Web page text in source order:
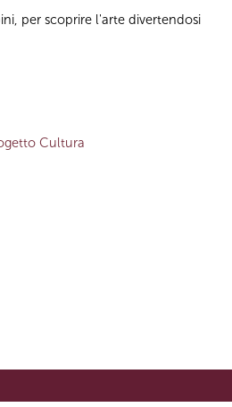
per scoprire l'arte divertendosi
Cultura